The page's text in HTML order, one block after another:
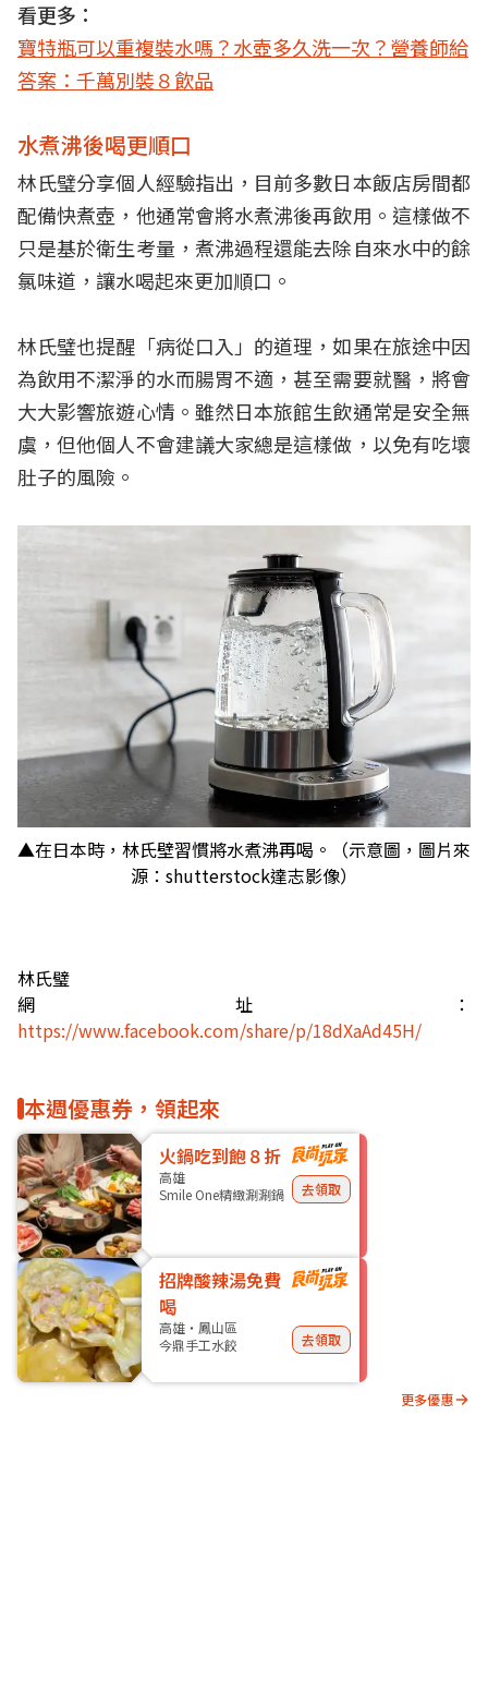
看更多：
寶特瓶可以重複裝水嗎？水壺多久洗一次？營養師給
答案：千萬別裝８飲品
水煮沸後喝更順口
林氏璧分享個人經驗指出，目前多數日本飯店房間都
配備快煮壺，他通常會將水煮沸後再飲用。這樣做不
只是基於衛生考量，煮沸過程還能去除自來水中的餘
氯味道，讓水喝起來更加順口。
林氏璧也提醒「病從口入」的道理，如果在旅途中因
為飲用不潔淨的水而腸胃不適，甚至需要就醫，將會
大大影響旅遊心情。雖然日本旅館生飲通常是安全無
虞，但他個人不會建議大家總是這樣做，以免有吃壞
肚子的風險。
▲在日本時，林氏壁習慣將水煮沸再喝。（示意圖，圖片來
源：shutterstock達志影像）
林氏璧
網址：
https://www.facebook.com/share/p/18dXaAd45H/
本週優惠券，領起來
火鍋吃到飽８折
高雄
Smile One精緻涮涮鍋
去領取
招牌酸辣湯免費
喝
高雄・鳳山區
今鼎手工水餃
去領取
更多優惠